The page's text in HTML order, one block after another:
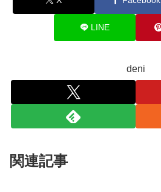
LINE
deni
関連記事